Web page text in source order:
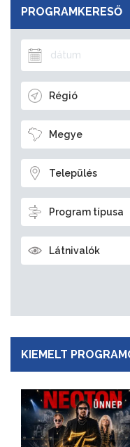
PROGRAMKERESŐ
Régió
Megye
Település
Program típusa
Látnivalók
KIEMELT